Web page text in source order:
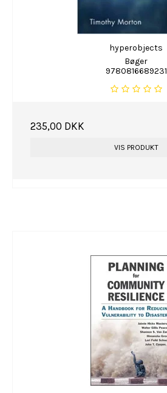
hyperobjects
Bøger
9780816689231
235,00 DKK
VIS PRODUKT